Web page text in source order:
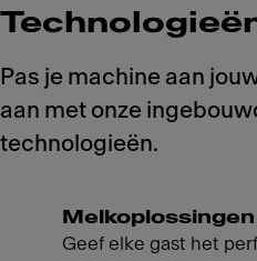
Pas je machine aan
aan met onze
technologieën.
Melkoplossingen
Geef elke gast het